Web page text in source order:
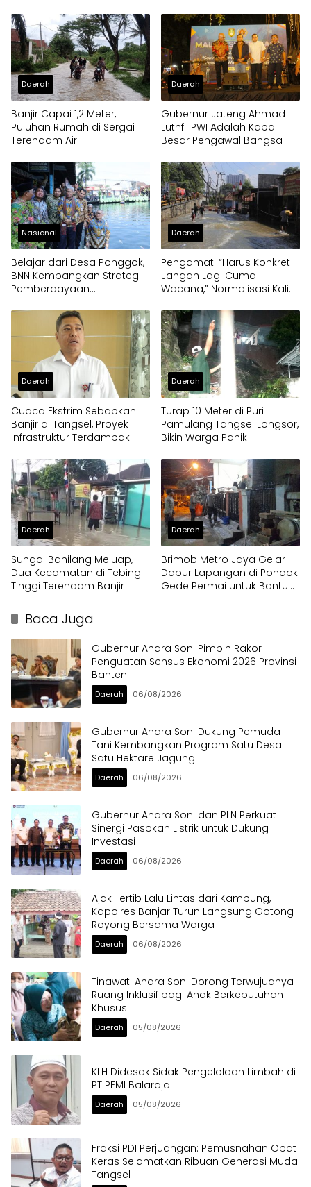
Daerah
Banjir Capai 1,2 Meter,
Puluhan Rumah di Sergai
Terendam Air
Daerah
Gubernur Jateng Ahmad
Luthfi: PWI Adalah Kapal
Besar Pengawal Bangsa
Nasional
Belajar dari Desa Ponggok,
BNN Kembangkan Strategi
Pemberdayaan
Daerah
Pengamat: “Harus Konkret
Jangan Lagi Cuma
Wacana,” Normalisasi Kali
Hulu ke Hilir
Daerah
Cuaca Ekstrim Sebabkan
Banjir di Tangsel, Proyek
Infrastruktur Terdampak
Daerah
Turap 10 Meter di Puri
Pamulang Tangsel Longsor,
Bikin Warga Panik
Daerah
Sungai Bahilang Meluap,
Dua Kecamatan di Tebing
Tinggi Terendam Banjir
Daerah
Brimob Metro Jaya Gelar
Dapur Lapangan di Pondok
Gede Permai untuk Bantu
Baca Juga
Gubernur Andra Soni Pimpin Rakor
Penguatan Sensus Ekonomi 2026 Provinsi
Banten
Daerah 06/08/2026
Gubernur Andra Soni Dukung Pemuda
Tani Kembangkan Program Satu Desa
Satu Hektare Jagung
Daerah 06/08/2026
Gubernur Andra Soni dan PLN Perkuat
Sinergi Pasokan Listrik untuk Dukung
Investasi
Daerah 06/08/2026
Ajak Tertib Lalu Lintas dari Kampung,
Kapolres Banjar Turun Langsung Gotong
Royong Bersama Warga
Daerah 06/08/2026
Tinawati Andra Soni Dorong Terwujudnya
Ruang Inklusif bagi Anak Berkebutuhan
Khusus
Daerah 05/08/2026
KLH Didesak Sidak Pengelolaan Limbah di
PT PEMI Balaraja
Daerah 05/08/2026
Fraksi PDI Perjuangan: Pemusnahan Obat
Keras Selamatkan Ribuan Generasi Muda
Tangsel